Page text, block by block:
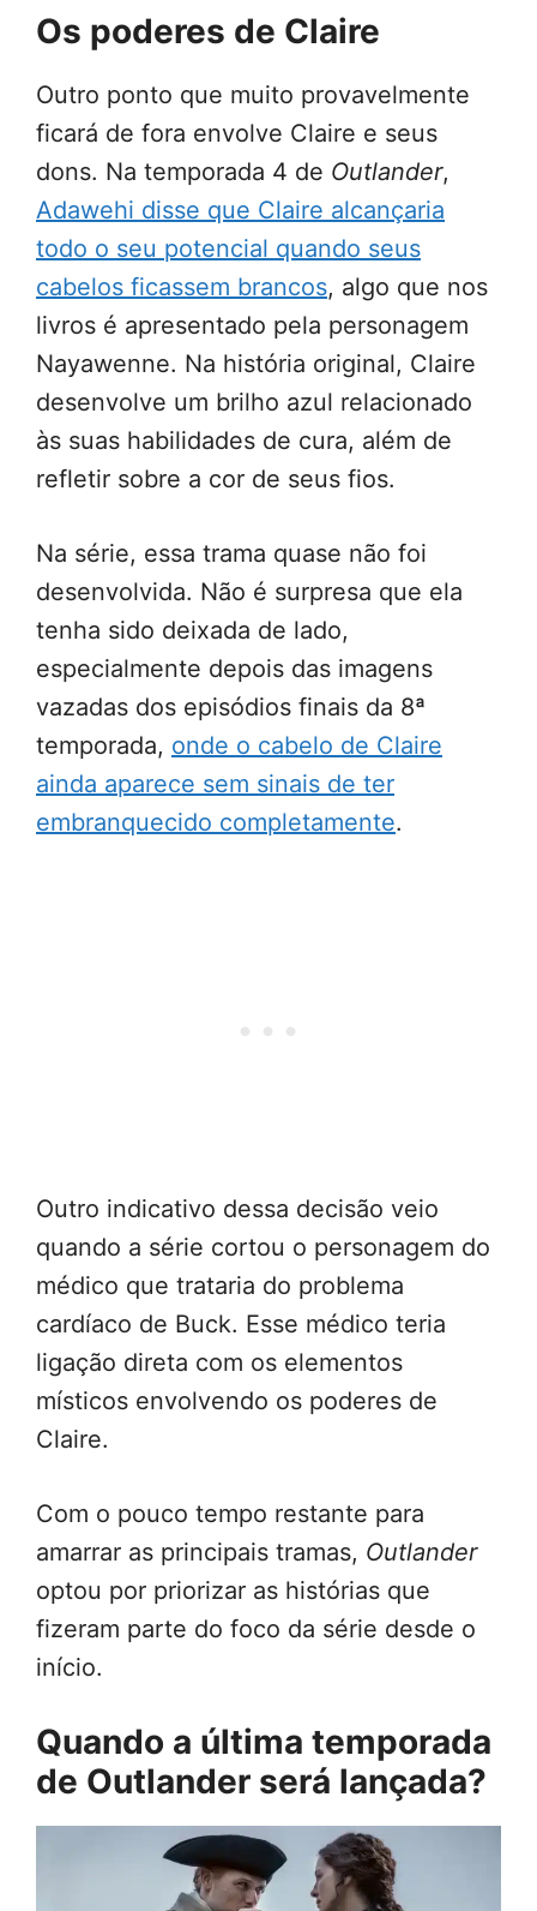
Os poderes de Claire
Outro ponto que muito provavelmente
ficará de fora envolve Claire e seus
dons. Na temporada 4 de Outlander,
Adawehi disse que Claire alcançaria
todo o seu potencial quando seus
cabelos ficassem brancos, algo que nos
livros é apresentado pela personagem
Nayawenne. Na história original, Claire
desenvolve um brilho azul relacionado
às suas habilidades de cura, além de
refletir sobre a cor de seus fios.
Na série, essa trama quase não foi
desenvolvida. Não é surpresa que ela
tenha sido deixada de lado,
especialmente depois das imagens
vazadas dos episódios finais da 8ª
temporada, onde o cabelo de Claire
ainda aparece sem sinais de ter
embranquecido completamente.
Outro indicativo dessa decisão veio
quando a série cortou o personagem do
médico que trataria do problema
cardíaco de Buck. Esse médico teria
ligação direta com os elementos
místicos envolvendo os poderes de
Claire.
Com o pouco tempo restante para
amarrar as principais tramas, Outlander
optou por priorizar as histórias que
fizeram parte do foco da série desde o
início.
Quando a última temporada
de Outlander será lançada?